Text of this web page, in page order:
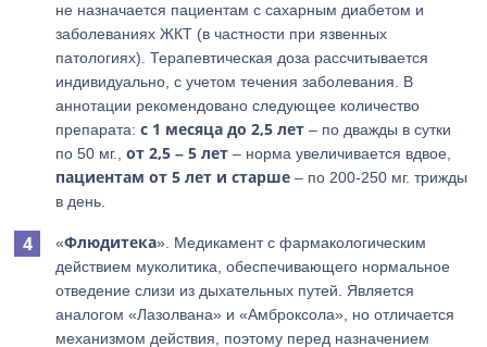
не назначается пациентам с сахарным диабетом и
заболеваниях ЖКТ (в частности при язвенных
патологиях). Терапевтическая доза рассчитывается
индивидуально, с учетом течения заболевания. В
аннотации рекомендовано следующее количество
препарата:с 1 месяца до 2,5 лет – по дважды в сутки
по 50 мг.,от 2,5 – 5 лет – норма увеличивается вдвое,
пациентам от 5 лет и старше – по 200-250 мг. трижды
в день.
«Флюдитека». Медикамент с фармакологическим
действием муколитика, обеспечивающего нормальное
отведение слизи из дыхательных путей. Является
аналогом «Лазолвана» и «Амброксола», но отличается
механизмом действия, поэтому перед назначением